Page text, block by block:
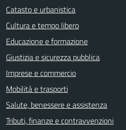
Catasto e urbanistica
Cultura e tempo libero
Educazione e formazione
Giustizia e sicurezza pubblica
Imprese e commercio
Mobilità e trasporti
Salute, benessere e assistenza
Tributi, finanze e contravvenzioni